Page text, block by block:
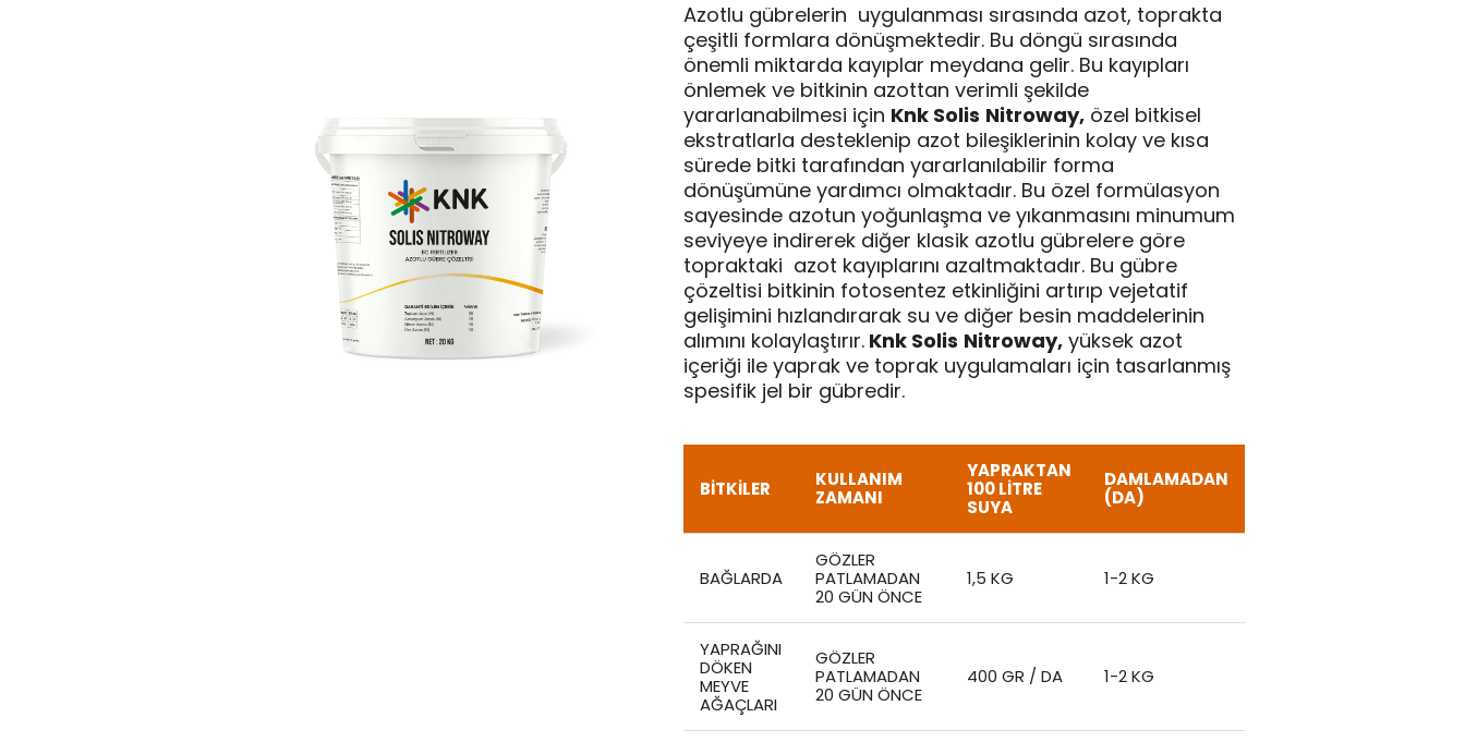
Azotlu gübrelerin uygulanması sırasında azot, toprakta
çeşitli formlara dönüşmektedir. Bu döngü sırasında
önemli miktarda kayıplar meydana gelir. Bu kayıpları
önlemek ve bitkinin azottan verimli şekilde
yararlanabilmesi için Knk Solis Nitroway, özel bitkisel
ekstratlarla desteklenip azot bileşiklerinin kolay ve kısa
sürede bitki tarafından yararlanılabilir forma
dönüşümüne yardımcı olmaktadır. Bu özel formülasyon
sayesinde azotun yoğunlaşma ve yıkanmasını minumum
seviyeye indirerek diğer klasik azotlu gübrelere göre
topraktaki azot kayıplarını azaltmaktadır. Bu gübre
çözeltisi bitkinin fotosentez etkinliğini artırıp vejetatif
gelişimini hızlandırarak su ve diğer besin maddelerinin
alımını kolaylaştırır. Knk Solis Nitroway, yüksek azot
içeriği ile yaprak ve toprak uygulamaları için tasarlanmış
spesifik jel bir gübredir.
BİTKİLER
KULLANIM
ZAMANI
YAPRAKTAN
100 LITRE
SUYA
DAMLAMADAN
(DA)
BAĞLARDA
GÖZLER
PATLAMADAN
20 GÜN ÖNCE
1,5 KG 1-2 KG
YAPRAĞINI
DÖKEN
MEYVE
AĞAÇLARI
GÖZLER
PATLAMADAN
20 GÜN ÖNCE
400 GR / DA 1-2 KG